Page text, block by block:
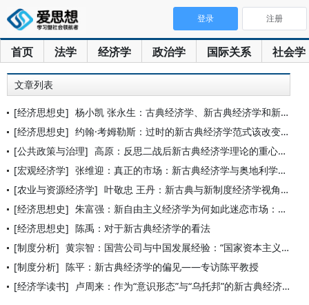
首页 法学 经济学 政治学 国际关系 社会学
登录 注册
文章列表
[经济思想史] 杨小凯 张永生：古典经济学、新古典经济学和新兴古典经济学
[经济思想史] 约翰·考姆勒斯：过时的新古典经济学范式该改变了
[公共政策与治理] 高原：反思二战后新古典经济学理论的重心转移——从一般均衡理论
[宏观经济学] 张维迎：真正的市场：新古典经济学与奥地利学派有哪些区别
[农业与资源经济学] 叶敬忠 王丹：新古典与新制度经济学视角的农政问题及农政变迁
[经济思想史] 朱富强：新自由主义经济学为何如此迷恋市场：奥地利学派的分析思
[经济思想史] 陈禹：对于新古典经济学的看法
[制度分析] 黄宗智：国营公司与中国发展经验：“国家资本主义”还是“社会主
[制度分析] 陈平：新古典经济学的偏见——专访陈平教授
[经济学读书]
卢周来：作为“意识形态”与“乌托邦”的新古典经济学